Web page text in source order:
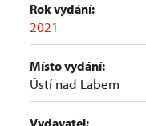
Rok vydání:
2021
Místo vydání:
Ústí nad Labem
Vydavatel: